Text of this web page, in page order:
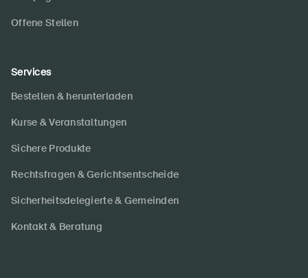
Offene Stellen
Services
Bestellen & herunterladen
Kurse & Veranstaltungen
Sichere Produkte
Rechtsfragen & Gerichtsentscheide
Sicherheitsdelegierte & Gemeinden
Kontakt & Beratung